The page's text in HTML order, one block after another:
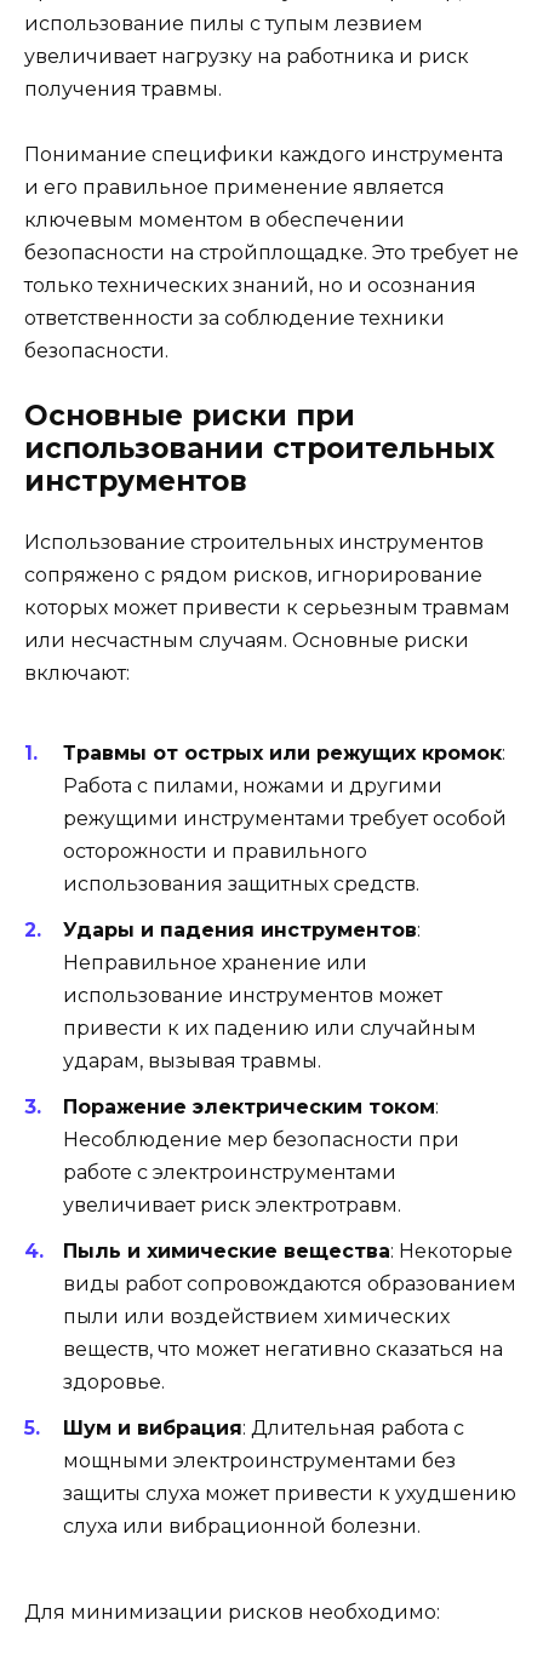
использование пилы с тупым лезвием
увеличивает нагрузку на работника и риск
получения травмы.
Понимание специфики каждого инструмента
и его правильное применение является
ключевым моментом в обеспечении
безопасности на стройплощадке. Это требует не
только технических знаний, но и осознания
ответственности за соблюдение техники
безопасности.
Основные риски при
использовании строительных
инструментов
Использование строительных инструментов
сопряжено с рядом рисков, игнорирование
которых может привести к серьезным травмам
или несчастным случаям. Основные риски
включают:
Травмы от острых или режущих кромок:
Работа с пилами, ножами и другими
режущими инструментами требует особой
осторожности и правильного
использования защитных средств.
Удары и падения инструментов:
Неправильное хранение или
использование инструментов может
привести к их падению или случайным
ударам, вызывая травмы.
Поражение электрическим током:
Несоблюдение мер безопасности при
работе с электроинструментами
увеличивает риск электротравм.
Пыль и химические вещества: Некоторые
виды работ сопровождаются образованием
пыли или воздействием химических
веществ, что может негативно сказаться на
здоровье.
Шум и вибрация: Длительная работа с
мощными электроинструментами без
защиты слуха может привести к ухудшению
слуха или вибрационной болезни.
Для минимизации рисков необходимо: